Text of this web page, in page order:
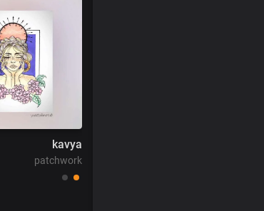
kavya
patchwork